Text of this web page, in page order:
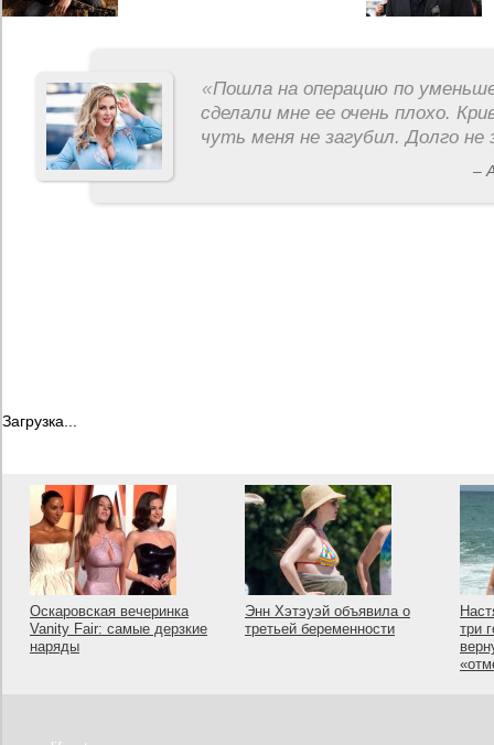
«Пошла на операцию по
сделали мне ее очень плохо.
чуть меня не загубил. Долго не
–
Загрузка...
Оскаровская вечеринка
Vanity Fair: самые дерзкие
наряды
Энн Хэтэуэй объявила о
третьей беременности
три